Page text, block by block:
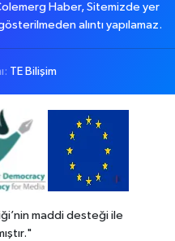
Haber, Sitemizde yer
alıntı yapılamaz.
TE Bilişim
maddi desteği ile